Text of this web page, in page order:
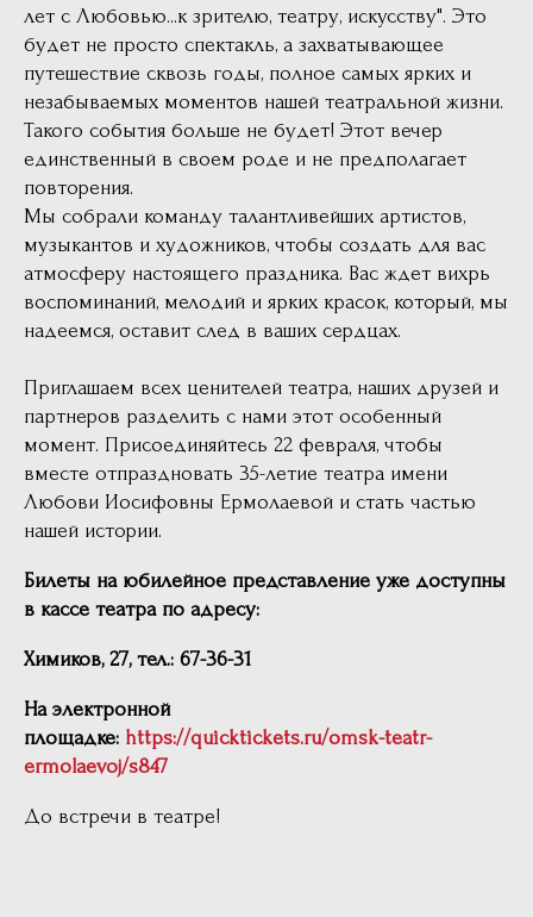
лет с Любовью...к зрителю, театру, искусству". Это
будет не просто спектакль, а захватывающее
путешествие сквозь годы, полное самых ярких и
незабываемых моментов нашей театральной жизни.
Такого события больше не будет! Этот вечер
единственный в своем роде и не предполагает
повторения.
Мы собрали команду талантливейших артистов,
музыкантов и художников, чтобы создать для вас
атмосферу настоящего праздника. Вас ждет вихрь
воспоминаний, мелодий и ярких красок, который, мы
надеемся, оставит след в ваших сердцах.
Приглашаем всех ценителей театра, наших друзей и
партнеров разделить с нами этот особенный
момент. Присоединяйтесь 22 февраля, чтобы
вместе отпраздновать 35-летие театра имени
Любови Иосифовны Ермолаевой и стать частью
нашей истории.
Билеты на юбилейное представление уже доступны
в кассе театра по адресу:
Химиков, 27, тел.: 67-36-31
На электронной
площадке: https://quicktickets.ru/omsk-teatr-
ermolaevoj/s847
До встречи в театре!